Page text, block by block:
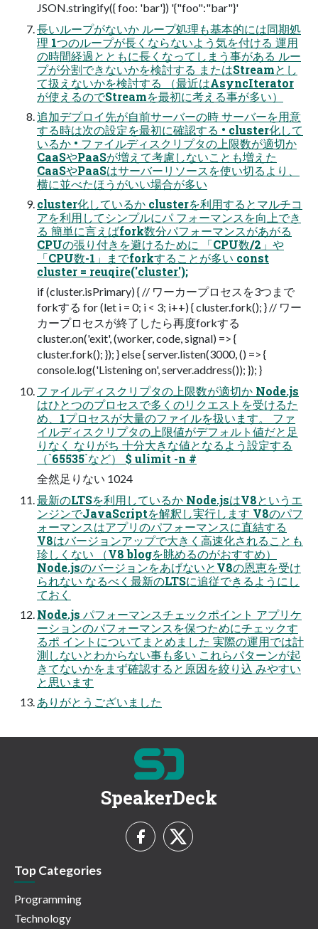
JSON.stringify({ foo: 'bar'}) '{"foo":"bar"}'
長いループがないか ループ処理も基本的には同期処
理 1つのループが長くならないよう気を付ける 運用
の時間経過とともに長くなってしまう事がある ルー
プが分割できないかを検討する またはStreamとし
て扱えないかを検討する （最近はAsyncIterator
が使えるのでStreamを最初に考える事が多い）
追加デプロイ先が自前サーバーの時 サーバーを用意
する時は次の設定を最初に確認する • cluster化して
いるか • ファイルディスクリプタの上限数が適切か
CaaSやPaaSが増えて考慮しないことも増えた
CaaSやPaaSはサーバーリソースを使い切るより、
横に並べたほうがいい場合が多い
cluster化しているか clusterを利用するとマルチコ
アを利用してシンプルにパ フォーマンスを向上でき
る 簡単に言えばfork数分パフォーマンスがあがる
CPUの張り付きを避けるために 「CPU数/2」や
「CPU数-1」までforkすることが多い const
cluster = reuqire('cluster');
if (cluster.isPrimary) { // ワーカープロセスを3つまで
forkする for (let i = 0; i < 3; i++) { cluster.fork(); } // ワー
カープロセスが終了したら再度forkする
cluster.on('exit', (worker, code, signal) => {
cluster.fork(); }); } else { server.listen(3000, () => {
console.log('Listening on', server.address()); }); }
ファイルディスクリプタの上限数が適切か Node.js
はひとつのプロセスで多くのリクエストを受けるた
め、1プロセスが大量のファイルを扱います。 ファ
イルディスクリプタの上限値がデフォルト値だと足
りなく なりがち 十分大きな値となるよう設定する
（`65535`など） $ ulimit -n #
全然足りない 1024
最新のLTSを利用しているか Node.jsはV8というエ
ンジンでJavaScriptを解釈し実行します V8のパフ
ォーマンスはアプリのパフォーマンスに直結する
V8はバージョンアップで大きく高速化されることも
珍しくない （V8 blogを眺めるのがおすすめ）
Node.jsのバージョンをあげないとV8の恩恵を受け
られない なるべく最新のLTSに追従できるようにし
ておく
Node.js パフォーマンスチェックポイント アプリケ
ーションのパフォーマンスを保つためにチェックす
るポ イントについてまとめました 実際の運用では計
測しないとわからない事も多い これらパターンが起
きてないかをまず確認すると原因を絞り込 みやすい
と思います
ありがとうございました
SpeakerDeck
Top Categories
Programming
Technology